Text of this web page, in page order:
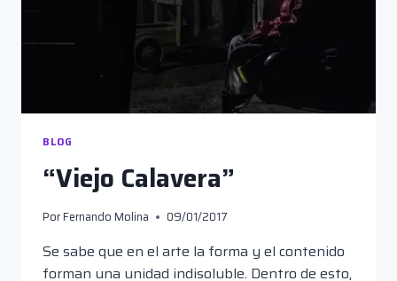
BLOG
“Viejo Calavera”
PorFernando Molina 09/01/2017
Se sabe que en el arte la forma y el contenido
forman una unidad indisoluble. Dentro de esto,